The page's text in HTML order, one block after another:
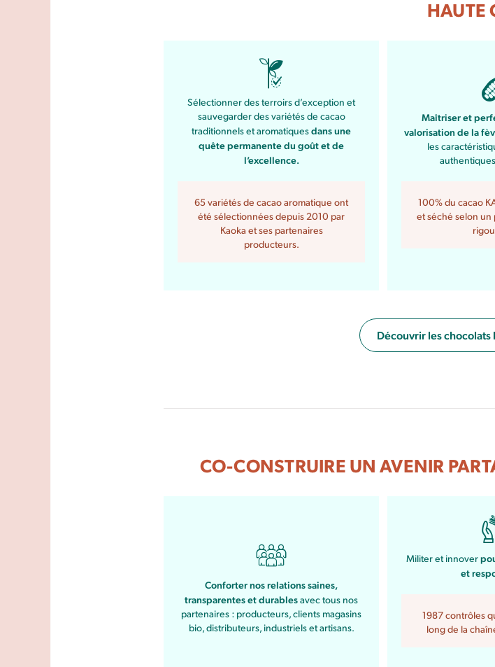
HAUTE
Sélectionner des terroirs d’exception et
sauvegarder des variétés de cacao
traditionnels et aromatiquesdans une
quête permanente du goût et de
l’excellence.
65 variétés de cacao aromatique ont
été sélectionnées depuis 2010 par
Kaoka et ses partenaires
producteurs.
Maîtriser et
valorisation de la
les
100% du cacao
et séché selon
Découvrir les
CO-CONSTRUIRE UN AVENIR
Conforter nos relations saines,
transparentes et durablesavec tous nos
partenaires : producteurs, clients magasins
bio, distributeurs, industriels et artisans.
Militer et innover
et
1987 contrôles
long de la